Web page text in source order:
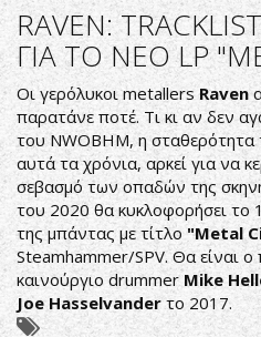
ΝΕΟ
VIDEOCLIP
ΜΕΣΑ
ΑΠΟ
ΤΟ
METAL
CITY
RAVEN:
ΓΙΑ ΤΟ ΝΕΟ LP
Oι γερόλυκοι metallersRaven
παρατάνε ποτέ. Τι κι αν δεν
του NWOBHM, η σταθερότητα
αυτά τα χρόνια, αρκεί για να
σεβασμό των οπαδών της
του 2020 θα κυκλοφορήσει το
της μπάντας με τίτλο "Metal
Steamhammer/SPV. Θα είναι
καινούργιο drummer Mike
Joe Hasselvanderτο 2017.